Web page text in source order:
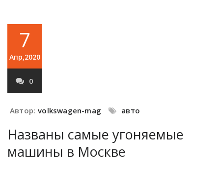
7
Апр,2020
0
Автор: volkswagen-mag авто
Названы самые угоняемые
машины в Москве